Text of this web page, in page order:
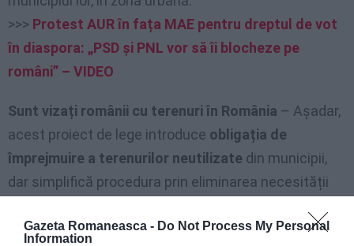
Gazeta Romaneasca - Do Not Process My Personal
Information
>>> Protest AUR în fața MAE pentru dreptul de vot
în diaspora: „PSD și PNL vor să îi blocheze pe
români” – VIDEO
Sunt vizați românii cu terenuri în România – Așadar,
acest proiect de lege introduce obligația de
împrejmuire a terenurilor neutilizate din municipii,
dar simplifică procedura prin eliminarea necesității
Avocat.net.